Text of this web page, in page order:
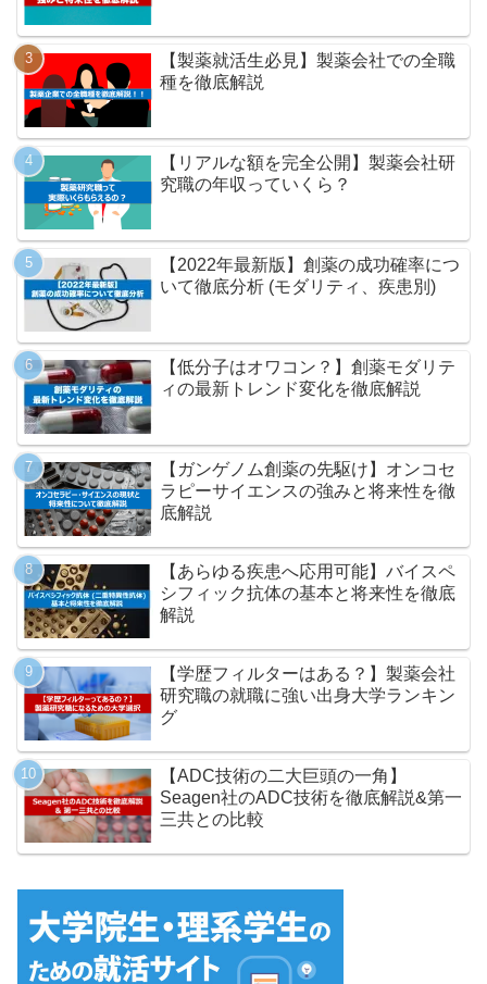
【製薬就活生必見】製薬会社での全職
種を徹底解説
【リアルな額を完全公開】製薬会社研
究職の年収っていくら？
【2022年最新版】創薬の成功確率につ
いて徹底分析 (モダリティ、疾患別)
【低分子はオワコン？】創薬モダリテ
ィの最新トレンド変化を徹底解説
【ガンゲノム創薬の先駆け】オンコセ
ラピーサイエンスの強みと将来性を徹
底解説
【あらゆる疾患へ応用可能】バイスペ
シフィック抗体の基本と将来性を徹底
解説
【学歴フィルターはある？】製薬会社
研究職の就職に強い出身大学ランキン
グ
【ADC技術の二大巨頭の一角】
Seagen社のADC技術を徹底解説&第一
三共との比較